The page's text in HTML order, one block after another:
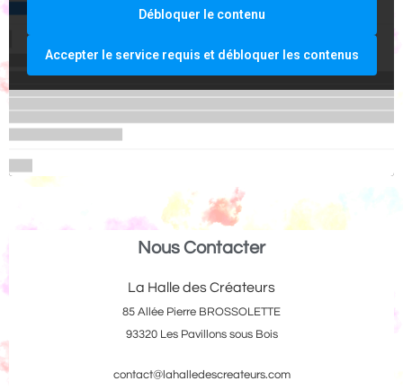
Débloquer le contenu
Accepter le service requis et débloquer les contenus
Nous Contacter
La Halle des Créateurs
85 Allée Pierre BROSSOLETTE
93320 Les Pavillons sous Bois
contact@lahalledescreateurs.com